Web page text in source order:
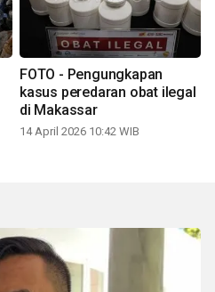
FOTO - Pengungkapan
kasus peredaran obat ilegal
di Makassar
14 April 2026 10:42 WIB